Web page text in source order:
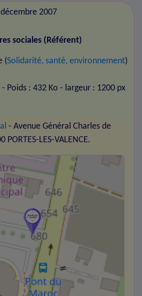
2007
sociales (Référent)
(Solidarité, santé, environnement)
- Poids : 432 Ko - largeur : 1200 px
- Avenue Général Charles de
PORTES-LES-VALENCE.